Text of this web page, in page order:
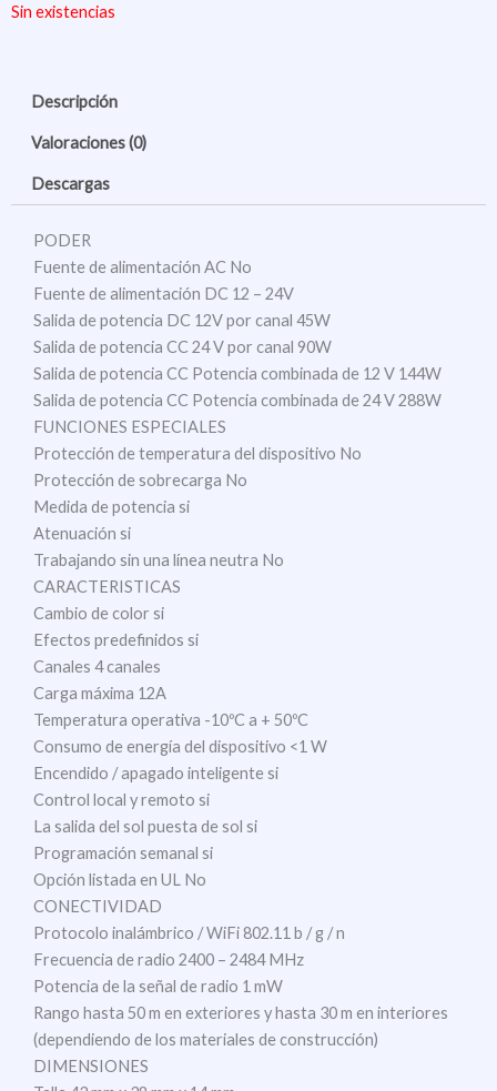
Sin existencias
Descripción
Valoraciones (0)
Descargas
PODER
Fuente de alimentación AC No
Fuente de alimentación DC 12 – 24V
Salida de potencia DC 12V por canal 45W
Salida de potencia CC 24 V por canal 90W
Salida de potencia CC Potencia combinada de 12 V 144W
Salida de potencia CC Potencia combinada de 24 V 288W
FUNCIONES ESPECIALES
Protección de temperatura del dispositivo No
Protección de sobrecarga No
Medida de potencia si
Atenuación si
Trabajando sin una línea neutra No
CARACTERISTICAS
Cambio de color si
Efectos predefinidos si
Canales 4 canales
Carga máxima 12A
Temperatura operativa -10ºC a + 50ºC
Consumo de energía del dispositivo <1 W
Encendido / apagado inteligente si
Control local y remoto si
La salida del sol puesta de sol si
Programación semanal si
Opción listada en UL No
CONECTIVIDAD
Protocolo inalámbrico / WiFi 802.11 b / g / n
Frecuencia de radio 2400 – 2484 MHz
Potencia de la señal de radio 1 mW
Rango hasta 50 m en exteriores y hasta 30 m en interiores
(dependiendo de los materiales de construcción)
DIMENSIONES